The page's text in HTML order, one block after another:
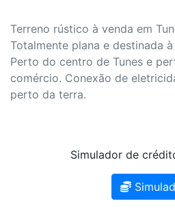
Terreno rústico à venda em
Totalmente plana e destinada
Perto do centro de Tunes e
comércio. Conexão de
perto da terra.
Simulador de